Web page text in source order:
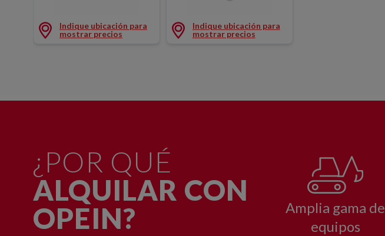
Indique ubicación para
mostrar precios
Indique ubicación para
mostrar precios
¿POR QUÉ
ALQUILAR CON
OPEIN?
Amplia gama de
equipos